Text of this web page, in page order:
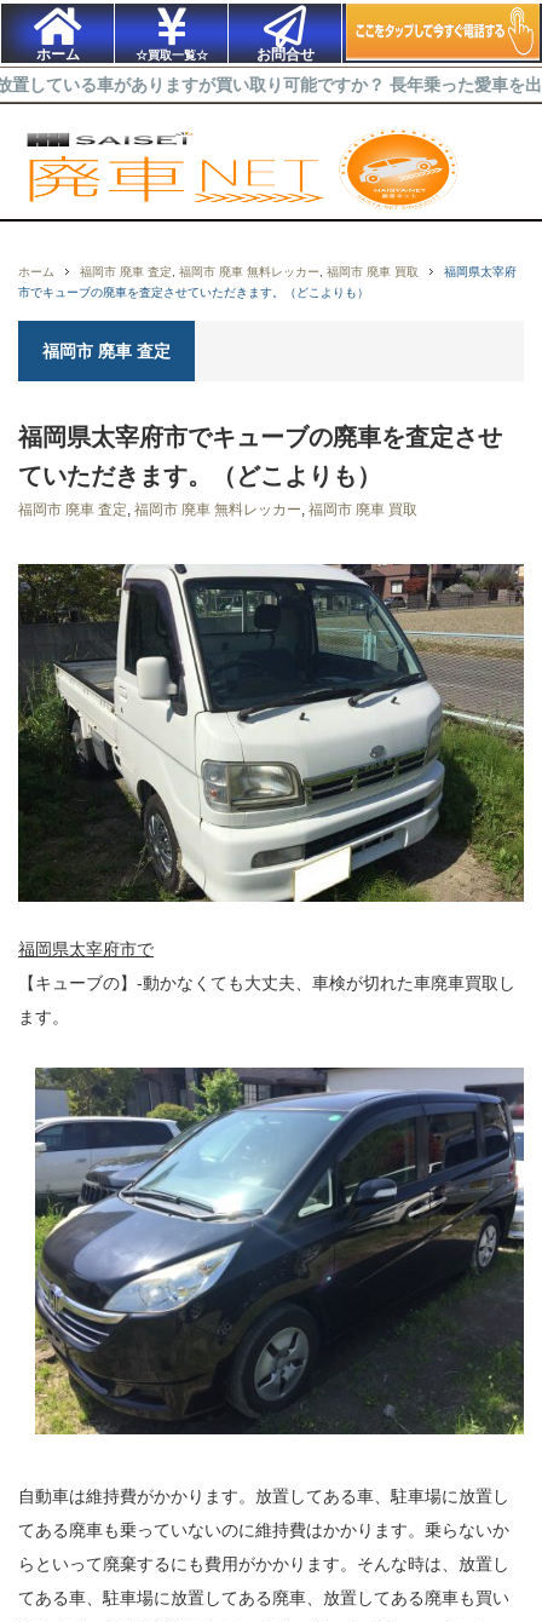
ホーム ☆買取一覧☆ お問合せ
ありますが買い取り可能ですか？ 長年乗った愛車を出来るだけ高
ホーム 福岡市 廃車 査定 福岡市 廃車 無料レッカー 福岡市 廃車 買取
福岡県太宰府
市でキューブの廃車を査定させていただきます。（どこよりも）
福岡市 廃車 査定
福岡県太宰府市でキューブの廃車を査定させ
ていただきます。（どこよりも）
福岡市 廃車 査定, 福岡市 廃車 無料レッカー, 福岡市 廃車 買取
福岡県太宰府市で
【キューブの】-動かなくても大丈夫、車検が切れた車廃車買取し
ます。
自動車は維持費がかかります。放置してある車、駐車場に放置し
てある廃車も乗っていないのに維持費はかかります。乗らないか
らといって廃棄するにも費用がかかります。そんな時は、放置し
てある車、駐車場に放置してある廃車、放置してある廃車も買い